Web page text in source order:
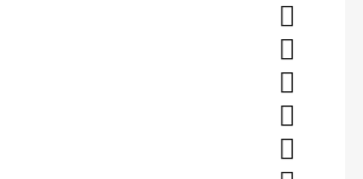




